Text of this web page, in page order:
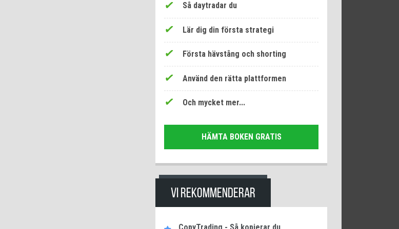
Så daytradar du
Lär dig din första strategi
Första hävstång och shorting
Använd den rätta plattformen
Och mycket mer...
HÄMTA BOKEN GRATIS
VI REKOMMENDERAR